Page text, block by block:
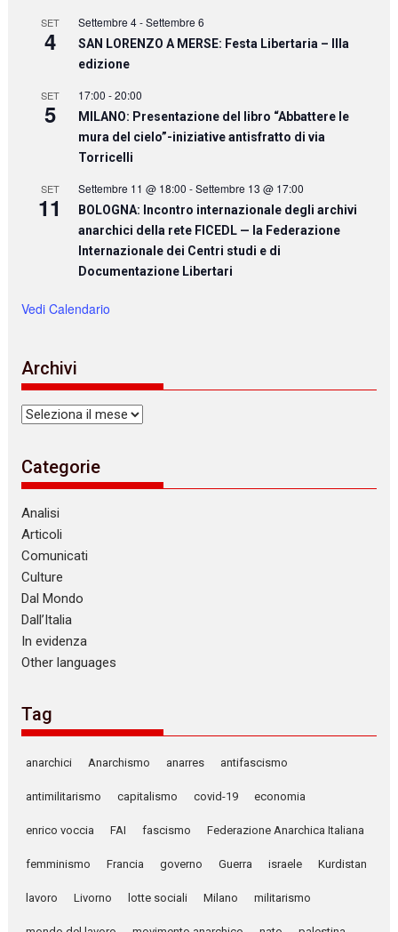
SET
4
Settembre 4-Settembre 6
SAN LORENZO A MERSE: Festa Libertaria – IIIa
edizione
SET
5
17:00 -20:00
MILANO: Presentazione del libro “Abbattere le
mura del cielo”-iniziative antisfratto di via
Torricelli
SET
11
Settembre 11 @ 18:00 -Settembre 13 @ 17:00
BOLOGNA: Incontro internazionale degli archivi
anarchici della rete FICEDL — la Federazione
Internazionale dei Centri studi e di
Documentazione Libertari
Vedi Calendario
Archivi
Archivi
Categorie
Analisi
Articoli
Comunicati
Culture
Dal Mondo
Dall’Italia
In evidenza
Other languages
Tag
anarchici Anarchismo anarres antifascismo
antimilitarismo capitalismo covid-19 economia
enrico voccia FAI fascismo Federazione Anarchica Italiana
femminismo Francia governo Guerra israele Kurdistan
lavoro Livorno lotte sociali Milano militarismo